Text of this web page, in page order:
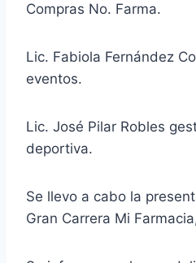
Compras No. Farma.
Lic. Fabiola Fernández
eventos.
Lic. José Pilar Robles
deportiva.
Se llevo a cabo la
Gran Carrera Mi